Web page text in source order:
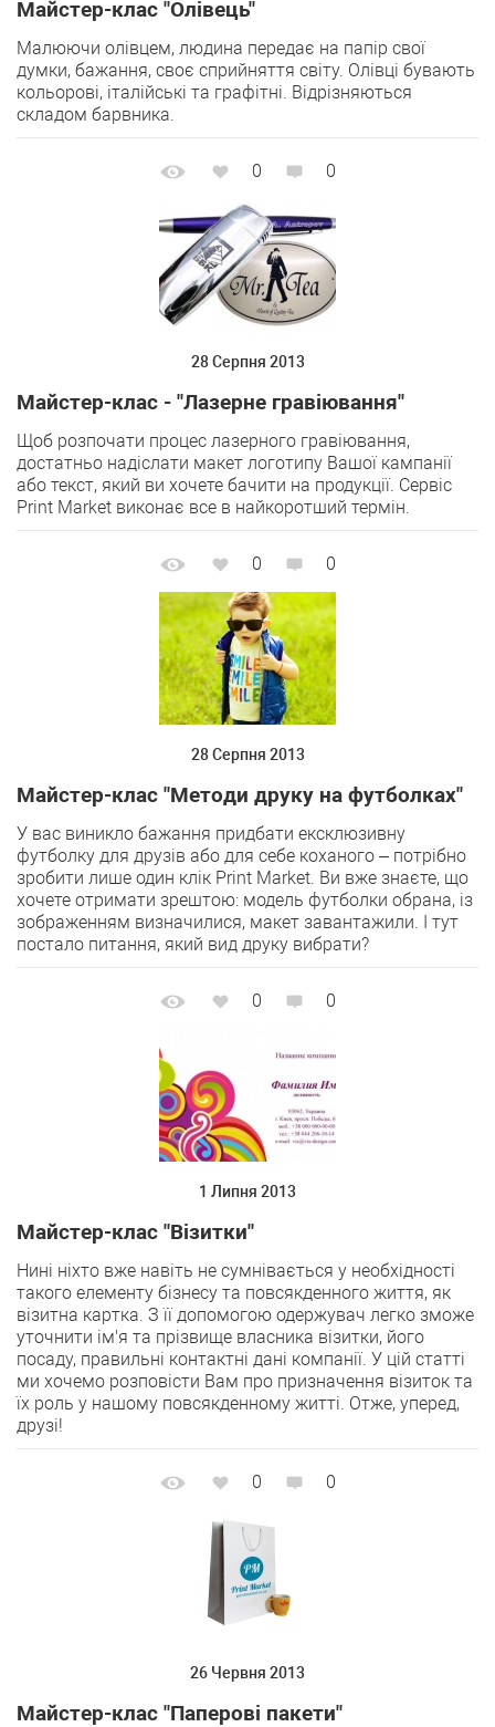
Майстер-клас "Олівець"
Малюючи олівцем, людина передає на папір свої
думки, бажання, своє сприйняття світу. Олівці бувають
кольорові, італійські та графітні. Відрізняються
складом барвника.
0 0
28 Серпня 2013
Майстер-клас - "Лазерне гравіювання"
Щоб розпочати процес лазерного гравіювання,
достатньо надіслати макет логотипу Вашої кампанії
або текст, який ви хочете бачити на продукції. Сервіс
Print Market виконає все в найкоротший термін.
0 0
28 Серпня 2013
Майстер-клас "Методи друку на футболках"
У вас виникло бажання придбати ексклюзивну
футболку для друзів або для себе коханого – потрібно
зробити лише один клік Print Market. Ви вже знаєте, що
хочете отримати зрештою: модель футболки обрана, із
зображенням визначилися, макет завантажили. І тут
постало питання, який вид друку вибрати?
0 0
1 Липня 2013
Майстер-клас "Візитки"
Нині ніхто вже навіть не сумнівається у необхідності
такого елементу бізнесу та повсякденного життя, як
візитна картка. З її допомогою одержувач легко зможе
уточнити ім'я та прізвище власника візитки, його
посаду, правильні контактні дані компанії. У цій статті
ми хочемо розповісти Вам про призначення візиток та
їх роль у нашому повсякденному житті. Отже, уперед,
друзі!
0 0
26 Червня 2013
Майстер-клас "Паперові пакети"